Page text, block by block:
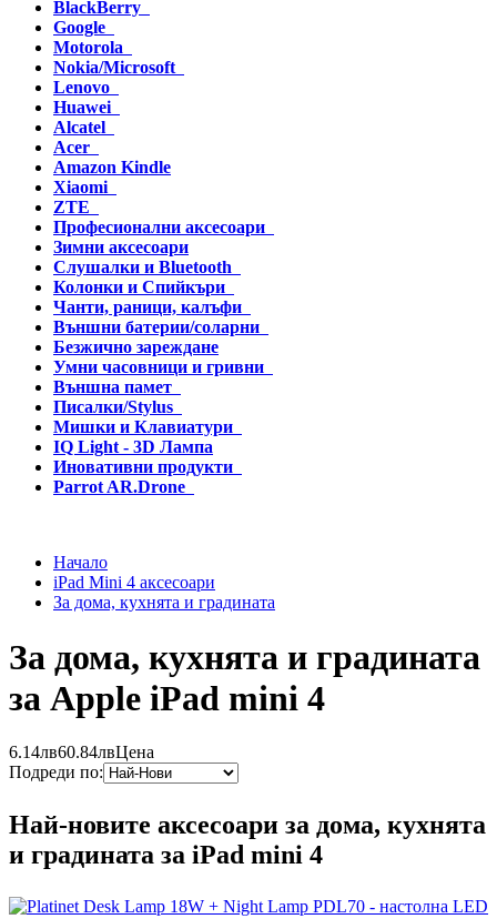
BlackBerry
Google
Motorola
Nokia/Microsoft
Lenovo
Huawei
Alcatel
Acer
Amazon Kindle
Xiaomi
ZTE
Професионални аксесоари
Зимни аксесоари
Слушалки и Bluetooth
Колонки и Спийкъри
Чанти, раници, калъфи
Външни батерии/соларни
Безжично зареждане
Умни часовници и гривни
Външна памет
Писалки/Stylus
Мишки и Клавиатури
IQ Light - 3D Лампа
Иновативни продукти
Parrot AR.Drone
Начало
iPad Mini 4 аксесоари
За дома, кухнята и градината
За дома, кухнята и градината
за Apple iPad mini 4
6.14лв60.84лвЦена
Подреди по:
Най-новите аксесоари за дома, кухнята
и градината за iPad mini 4